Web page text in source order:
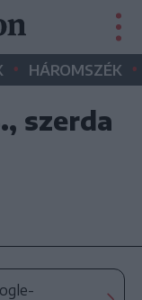
• HÁROMSZÉK •
szerda